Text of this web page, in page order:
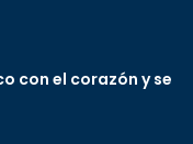
con el corazón y se